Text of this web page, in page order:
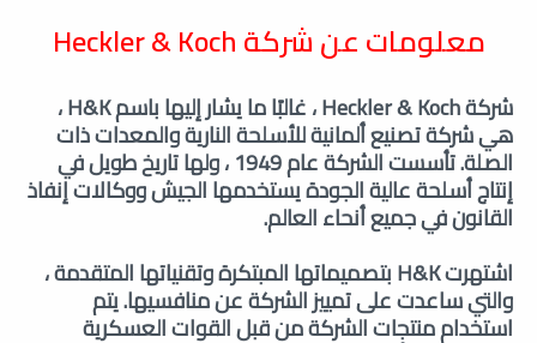
معلومات عن شركةHeckler & Koch
شركة Heckler & Koch ، غالبًا ما يشار إليها باسم H&K ،
هي شركة تصنيع ألمانية للأسلحة النارية والمعدات ذات
الصلة. تأسست الشركة عام 1949 ، ولها تاريخ طويل في
إنتاج أسلحة عالية الجودة يستخدمها الجيش ووكالات إنفاذ
القانون في جميع أنحاء العالم.
اشتهرت H&K بتصميماتها المبتكرة وتقنياتها المتقدمة ،
والتي ساعدت على تمييز الشركة عن منافسيها. يتم
استخدام منتجات الشركة من قبل القوات العسكرية